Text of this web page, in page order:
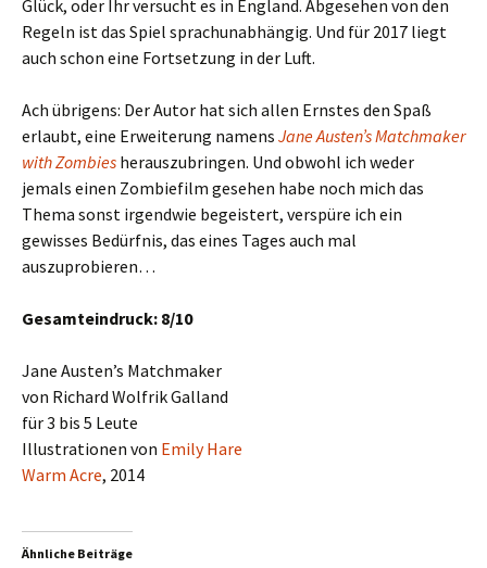
Glück, oder Ihr versucht es in England. Abgesehen von den
Regeln ist das Spiel sprachunabhängig. Und für 2017 liegt
auch schon eine Fortsetzung in der Luft.
Ach übrigens: Der Autor hat sich allen Ernstes den Spaß
erlaubt, eine Erweiterung namens Jane Austen’s Matchmaker
with Zombies herauszubringen. Und obwohl ich weder
jemals einen Zombiefilm gesehen habe noch mich das
Thema sonst irgendwie begeistert, verspüre ich ein
gewisses Bedürfnis, das eines Tages auch mal
auszuprobieren…
Gesamteindruck: 8/10
Jane Austen’s Matchmaker
von Richard Wolfrik Galland
für 3 bis 5 Leute
Illustrationen von Emily Hare
Warm Acre, 2014
Ähnliche Beiträge